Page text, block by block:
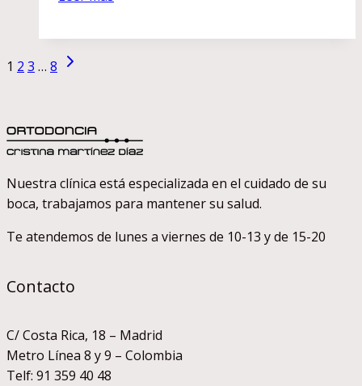
qué
Navegación
página
1 2 3 … 8 Siguiente
Nuestra clínica está especializada en el cuidado de su
boca, trabajamos para mantener su salud.
Te atendemos de lunes a viernes de 10-13 y de 15-20
Contacto
C/ Costa Rica, 18 – Madrid
Metro Línea 8 y 9 – Colombia
Telf: 91 359 40 48